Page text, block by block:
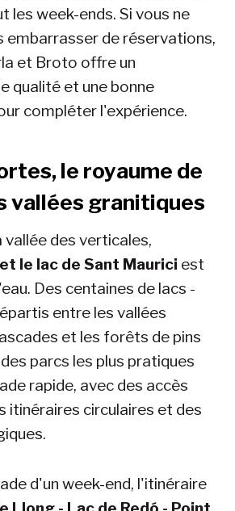
les week-ends. Si vous ne
embarrasser de réservations,
et Broto offre un
qualité et une bonne
compléter l'expérience.
le royaume de
vallées granitiques
vallée des verticales,
le lac de Sant Maurici est
Des centaines de lacs -
entre les vallées
et les forêts de pins
parcs les plus pratiques
rapide, avec des accès
itinéraires circulaires et des
d'un week-end, l'itinéraire